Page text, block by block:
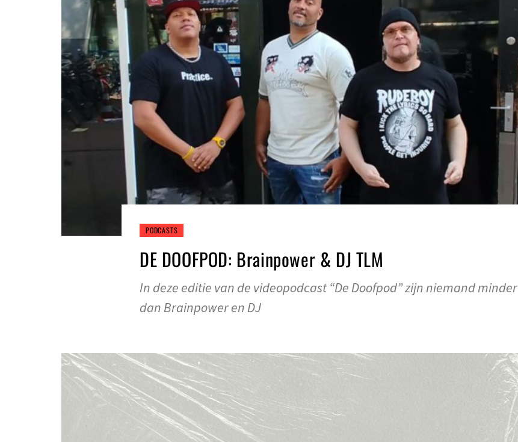
PODCASTS
DE DOOFPOD: Brainpower & DJ TLM
In deze editie van de videopodcast “De Doofpod” zijn niemand minder
dan Brainpower en DJ